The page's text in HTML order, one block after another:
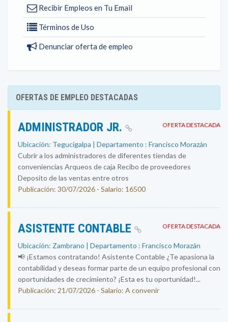
Recibir Empleos en Tu Email
Términos de Uso
Denunciar oferta de empleo
OFERTAS DE EMPLEO DESTACADAS
OFERTA DESTACADA
ADMINISTRADOR JR.
Ubicación: Tegucigalpa | Departamento : Francisco Morazán
Cubrir a los administradores de diferentes tiendas de
conveniencias Arqueos de caja Recibo de proveedores
Deposito de las ventas entre otros
Publicación: 30/07/2026 - Salario: 16500
OFERTA DESTACADA
ASISTENTE CONTABLE
Ubicación: Zambrano | Departamento : Francisco Morazán
📢 ¡Estamos contratando! Asistente Contable ¿Te apasiona la
contabilidad y deseas formar parte de un equipo profesional con
oportunidades de crecimiento? ¡Esta es tu oportunidad!...
Publicación: 21/07/2026 - Salario: A convenir